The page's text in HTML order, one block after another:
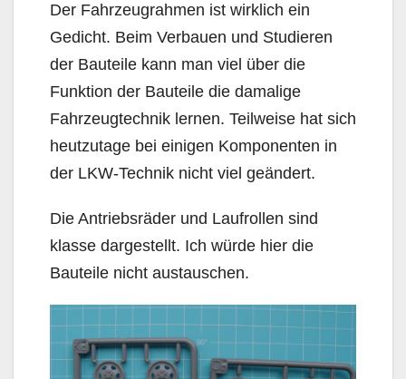
Der Fahrzeugrahmen ist wirklich ein
Gedicht. Beim Verbauen und Studieren
der Bauteile kann man viel über die
Funktion der Bauteile die damalige
Fahrzeugtechnik lernen. Teilweise hat sich
heutzutage bei einigen Komponenten in
der LKW-Technik nicht viel geändert.
Die Antriebsräder und Laufrollen sind
klasse dargestellt. Ich würde hier die
Bauteile nicht austauschen.